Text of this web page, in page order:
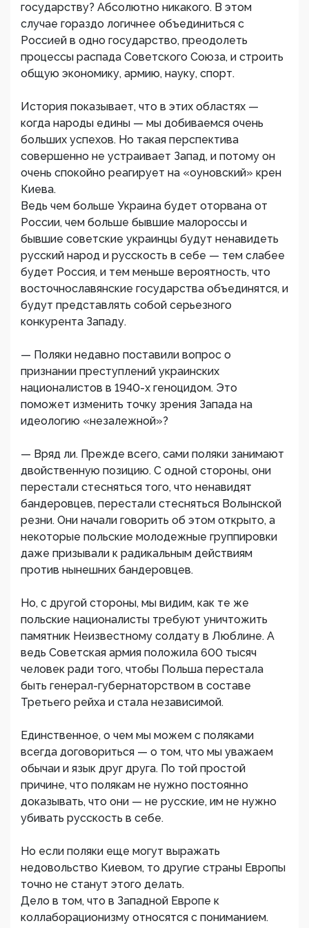
государству? Абсолютно никакого. В этом
случае гораздо логичнее объединиться с
Россией в одно государство, преодолеть
процессы распада Советского Союза, и строить
общую экономику, армию, науку, спорт.
История показывает, что в этих областях —
когда народы едины — мы добиваемся очень
больших успехов. Но такая перспектива
совершенно не устраивает Запад, и потому он
очень спокойно реагирует на «оуновский» крен
Киева.
Ведь чем больше Украина будет оторвана от
России, чем больше бывшие малороссы и
бывшие советские украинцы будут ненавидеть
русский народ и русскость в себе — тем слабее
будет Россия, и тем меньше вероятность, что
восточнославянские государства объединятся, и
будут представлять собой серьезного
конкурента Западу.
— Поляки недавно поставили вопрос о
признании преступлений украинских
националистов в 1940-х геноцидом. Это
поможет изменить точку зрения Запада на
идеологию «незалежной»?
— Вряд ли. Прежде всего, сами поляки занимают
двойственную позицию. С одной стороны, они
перестали стесняться того, что ненавидят
бандеровцев, перестали стесняться Волынской
резни. Они начали говорить об этом открыто, а
некоторые польские молодежные группировки
даже призывали к радикальным действиям
против нынешних бандеровцев.
Но, с другой стороны, мы видим, как те же
польские националисты требуют уничтожить
памятник Неизвестному солдату в Люблине. А
ведь Советская армия положила 600 тысяч
человек ради того, чтобы Польша перестала
быть генерал-губернаторством в составе
Третьего рейха и стала независимой.
Единственное, о чем мы можем с поляками
всегда договориться — о том, что мы уважаем
обычаи и язык друг друга. По той простой
причине, что полякам не нужно постоянно
доказывать, что они — не русские, им не нужно
убивать русскость в себе.
Но если поляки еще могут выражать
недовольство Киевом, то другие страны Европы
точно не станут этого делать.
Дело в том, что в Западной Европе к
коллаборационизму относятся с пониманием.